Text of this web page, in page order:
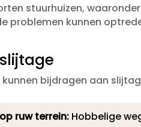
stuurhuizen,
problemen kunnen
bijdragen aan
ruw terrein: Hobbelige